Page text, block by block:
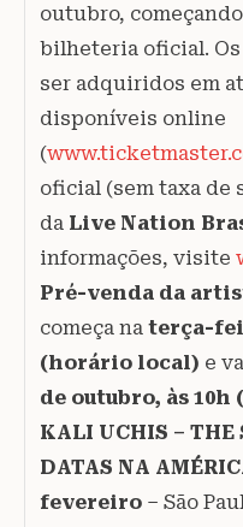
outubro,
bilheteria oficial.
ser adquiridos em
disponíveis online
(
oficial (sem taxa de
da Live Nation
informações, visite
Pré-venda da
começa na terça-
(horário local) e
de outubro, às
KALI UCHIS – THE
DATAS NA
fevereiro – São